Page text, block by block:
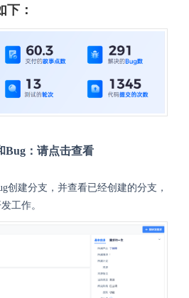
下：
： 请点击查看
创建分支，并查看已经创建的分支，
工作。